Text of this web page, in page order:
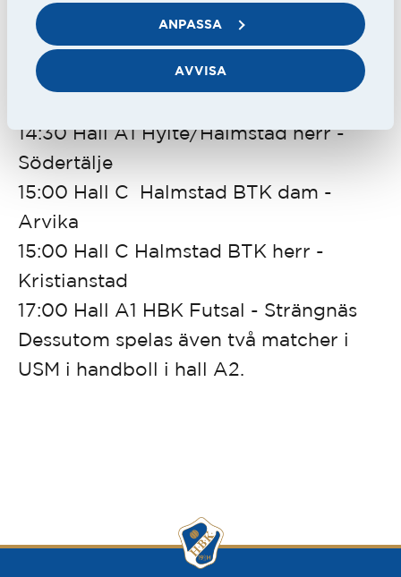
ANPASSA
AVVISA
12:00 Hall A1 Hylte/Halmstad dam -
Örebro
12:30 Hall A2 Halmstad IBK herr -
14:30 Hall A1 Hylte/Halmstad herr -
Södertälje
15:00 Hall C Halmstad BTK dam -
Arvika
15:00 Hall C Halmstad BTK herr -
Kristianstad
17:00 Hall A1 HBK Futsal - Strängnäs
Dessutom spelas även två matcher i
USM i handboll i hall A2.